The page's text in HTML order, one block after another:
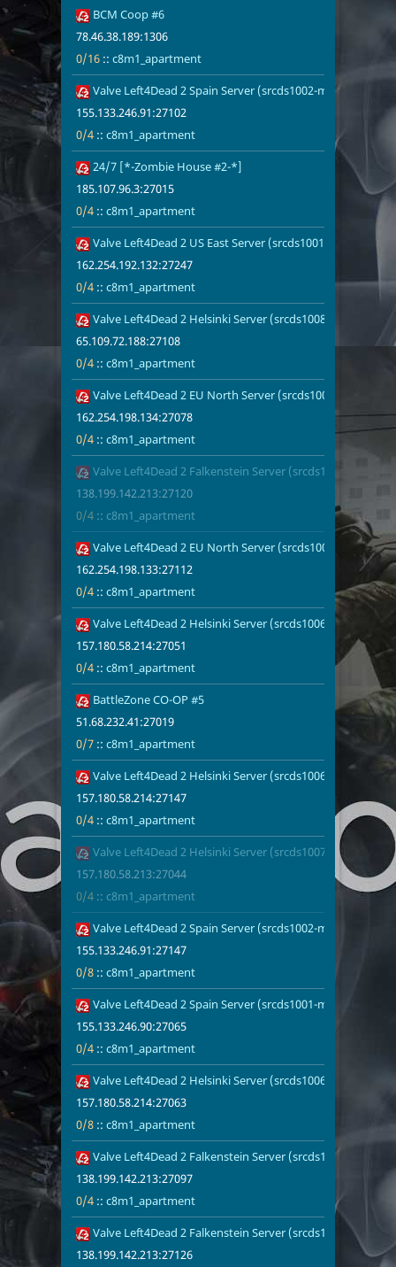
BCM Coop #6
78.46.38.189:1306
0/16 :: c8m1_apartment
Valve Left4Dead 2 Spain Server (srcds1002-mad1.195.88)
155.133.246.91:27102
0/4 :: c8m1_apartment
0/4
24/7 [*-Zombie House #2-*]
185.107.96.3:27015
0/4 :: c8m1_apartment
Valve Left4Dead 2 US East Server (srcds1001-iad1.121.233)
162.254.192.132:27247
0/4 :: c8m1_apartment
Valve Left4Dead 2 Helsinki Server (srcds1008-hel-
65.109.72.188:27108
0/4 :: c8m1_apartment
Valve Left4Dead 2 EU North Server (srcds1003-
162.254.198.134:27078
0/4 :: c8m1_apartment
Valve Left4Dead 2 Falkenstein Server (srcds1002-fsn-
138.199.142.213:27120
0/4 :: c8m1_apartment
Valve Left4Dead 2 EU North Server (srcds1002-
162.254.198.133:27112
0/4 :: c8m1_apartment
Valve Left4Dead 2 Helsinki Server (srcds1006-hel-
157.180.58.214:27051
0/4 :: c8m1_apartment
0/4
BattleZone CO-OP #5
51.68.232.41:27019
0/7 :: c8m1_apartment
Valve Left4Dead 2 Helsinki Server (srcds1006-hel-
157.180.58.214:27147
0/4 :: c8m1_apartment
Valve Left4Dead 2 Helsinki Server (srcds1007-hel-
157.180.58.213:27044
0/4 :: c8m1_apartment
0/4
Valve Left4Dead 2 Spain Server (srcds1002-mad1.195.133)
155.133.246.91:27147
0/8 :: c8m1_apartment
Valve Left4Dead 2 Spain Server (srcds1001-mad1.195.51)
155.133.246.90:27065
0/4 :: c8m1_apartment
Valve Left4Dead 2 Helsinki Server (srcds1006-hel-
157.180.58.214:27063
0/8 :: c8m1_apartment
Valve Left4Dead 2 Falkenstein Server (srcds1002-fsn-
138.199.142.213:27097
0/4 :: c8m1_apartment
0/4
Valve Left4Dead 2 Falkenstein Server (srcds1002-fsn-
138.199.142.213:27126
1